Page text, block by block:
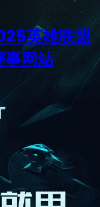
英雄联盟
网站